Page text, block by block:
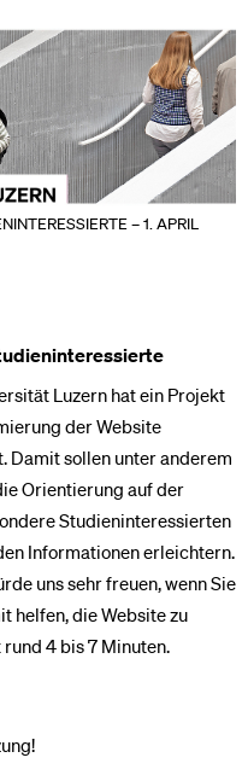
– 1. APRIL
Luzern hat ein Projekt
der Website
Damit sollen unter anderem
Orientierung auf der
Studieninteressierten
Informationen erleichtern.
uns sehr freuen, wenn Sie
helfen, die Website zu
4 bis 7 Minuten.